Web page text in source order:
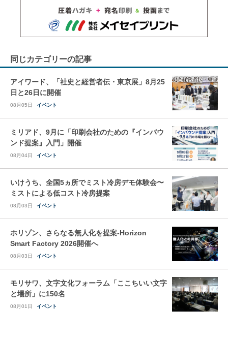
同じカテゴリーの記事
アイワード、「社史と経営者伝・東京展」8月25
日と26日に開催
08月05日 イベント
ミリアド、9月に「印刷会社のための『インバウ
ンド提案』入門」開催
08月04日 イベント
いけうち、全国5ヵ所でミスト冷房デモ体験会〜
ミストによる低コスト冷房提案
08月03日 イベント
ホリゾン、さらなる無人化を提案-Horizon
Smart Factory 2026開催へ
08月03日 イベント
モリサワ、文字文化フォーラム「ここちいい文字
と場所」に150名
08月01日 イベント